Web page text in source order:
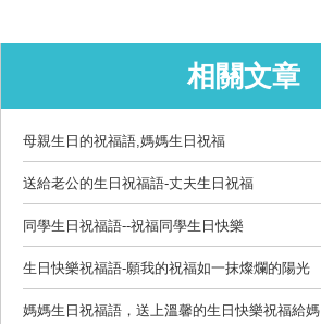
相關文章
母親生日的祝福語,媽媽生日祝福
送給老公的生日祝福語-丈夫生日祝福
同學生日祝福語--祝福同學生日快樂
生日快樂祝福語-願我的祝福如一抹燦爛的陽光
媽媽生日祝福語，送上溫馨的生日快樂祝福給媽